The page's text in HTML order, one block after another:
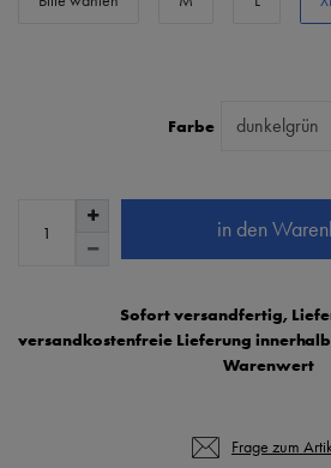
Farbe
in den
Sofort versandfertig,
versandkostenfreie Lieferung
Warenwert
Frage zum